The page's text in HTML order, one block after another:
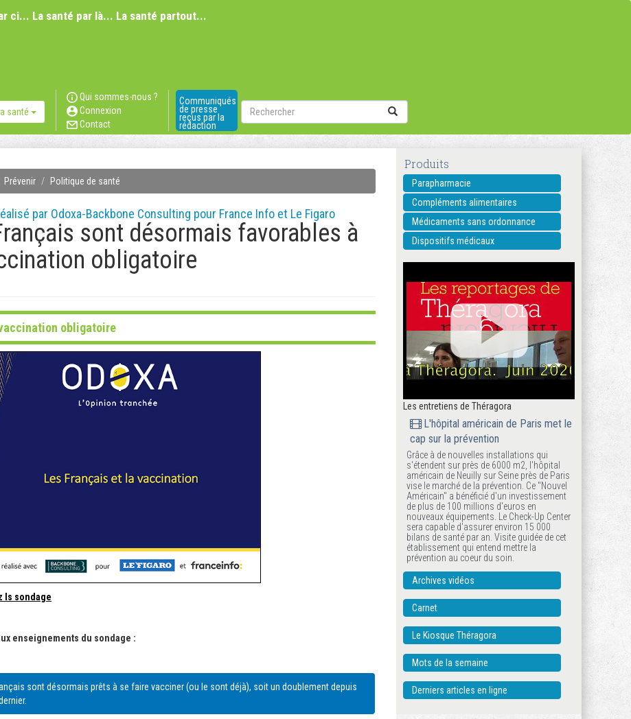
ci... La santé par là... La santé partout...
santé
Qui sommes-nous ?
Connexion
Contact
Communiqués
de presse
reçus par la
rédaction
Rechercher
Prévenir Politique de santé
par Odoxa-Backbone Consulting pour France Info et Le Figaro
sont désormais favorables à
obligatoire
obligatoire
ls sondage
enseignements du sondage :
sont désormais prêts à se faire vacciner (ou le sont déjà), soit un doublement depuis
Produits
Parapharmacie
Compléments alimentaires
Médicaments sans ordonnance
Dispositifs médicaux
Les entretiens de Théragora
L'hôpital américain de Paris met le
cap sur la prévention
Grâce à de nouvelles installations qui
s'étendent sur près de 6000 m2, l'hôpital
américain de Neuilly sur Seine près de Paris
vise le marché de la prévention. Ce "Nouvel
Américain" a bénéficié d'un investissement
de plus de 100 millions d'euros en
nouveaux équipements. Le Check-Up Center
sera capable d'assurer environ 15 000
bilans de santé par an. Visite guidée de cet
établissement qui entend mettre la
prévention au coeur du soin.
Archives vidéos
Carnet
Le Kiosque Théragora
Mots de la semaine
Derniers articles en ligne